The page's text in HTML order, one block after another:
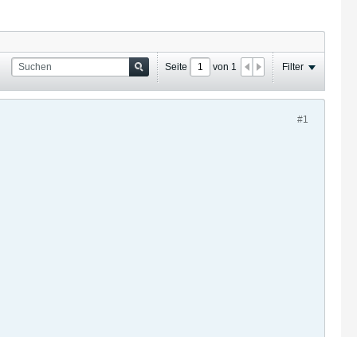
Seite von 1 Filter
#1